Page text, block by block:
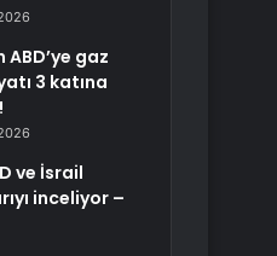
ABD’ye gaz
3 katına
ve İsrail
inceliyor –